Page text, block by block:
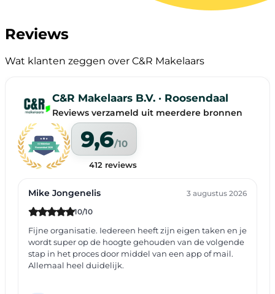
Reviews
Wat klanten zeggen over C&R Makelaars